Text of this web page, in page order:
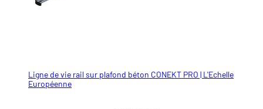
Ligne de vie rail sur plafond béton CONEKT PRO | L'Echelle
Européenne
poteau rigide H300
poteau rigide H500
poteau rigide H700
poteau rigide H1000
Ligne de vie rail sur plafond béton CONEKT PRO | L'Echelle
Européenne
Ligne de vie rail sur plafond béton CONEKT PRO | L'Echelle
Européenne